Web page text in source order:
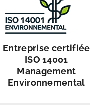
Entreprise certifiée
ISO 14001
Management
Environnemental